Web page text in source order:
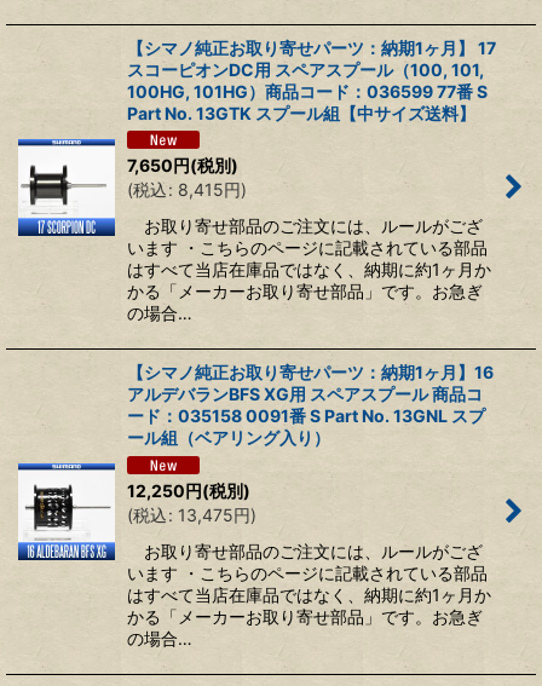
【シマノ純正お取り寄せパーツ：納期1ヶ月】 17
スコーピオンDC用 スペアスプール（100, 101,
100HG, 101HG）商品コード：036599 77番 S
Part No. 13GTK スプール組【中サイズ送料】
7,650円(税別)
(税込: 8,415円)
お取り寄せ部品のご注文には、ルールがござ
います ・こちらのページに記載されている部品
はすべて当店在庫品ではなく、納期に約1ヶ月か
かる「メーカーお取り寄せ部品」です。お急ぎ
の場合…
【シマノ純正お取り寄せパーツ：納期1ヶ月】16
アルデバランBFS XG用 スペアスプール 商品コ
ード：035158 0091番 S Part No. 13GNL スプ
ール組（ベアリング入り）
12,250円(税別)
(税込: 13,475円)
お取り寄せ部品のご注文には、ルールがござ
います ・こちらのページに記載されている部品
はすべて当店在庫品ではなく、納期に約1ヶ月か
かる「メーカーお取り寄せ部品」です。お急ぎ
の場合…